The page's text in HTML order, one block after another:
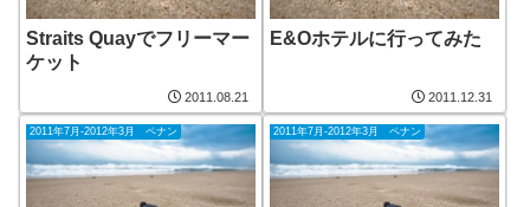
Straits Quayでフリーマー
ケット
2011.08.21
E&Oホテルに行ってみた
2011.12.31
2011年7月-2012年3月 ペナン 2011年7月-2012年3月 ペナン